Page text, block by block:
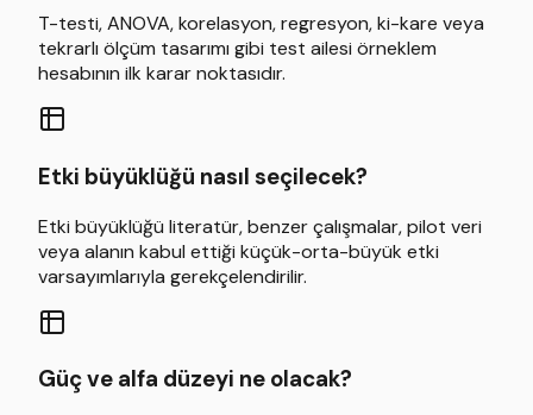
T-testi, ANOVA, korelasyon, regresyon, ki-kare veya
tekrarlı ölçüm tasarımı gibi test ailesi örneklem
hesabının ilk karar noktasıdır.
Etki büyüklüğü nasıl seçilecek?
Etki büyüklüğü literatür, benzer çalışmalar, pilot veri
veya alanın kabul ettiği küçük-orta-büyük etki
varsayımlarıyla gerekçelendirilir.
Güç ve alfa düzeyi ne olacak?